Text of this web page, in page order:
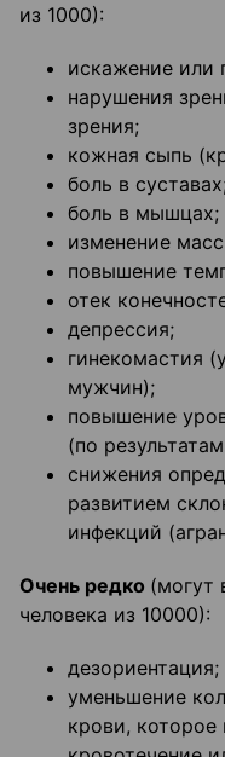
из 1000):
искажение или
нарушения
зрения;
кожная сыпь
боль в
боль в мышцах;
изменение
повышение
отек
депрессия;
гинекомастия
мужчин);
повышение
(по
снижения
развитием
инфекций
Очень редко (могут
человека из 10000):
дезориентация;
уменьшение
крови,